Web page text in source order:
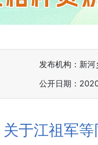
发布机构：新河
公开日期：
关于江祖军